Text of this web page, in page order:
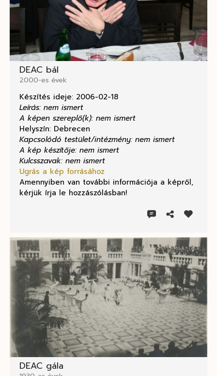
DEAC bál
2000-es évek
Készítés ideje: 2006-02-18
Leírás: nem ismert
A képen szereplő(k): nem ismert
Helyszín: Debrecen
Kapcsolódó testület/intézmény: nem ismert
A kép készítője: nem ismert
Kulcsszavak: nem ismert
Ugrás a kép forrásához
Amennyiben van további információja a képről,
kérjük írja le hozzászólásban!
DEAC gála